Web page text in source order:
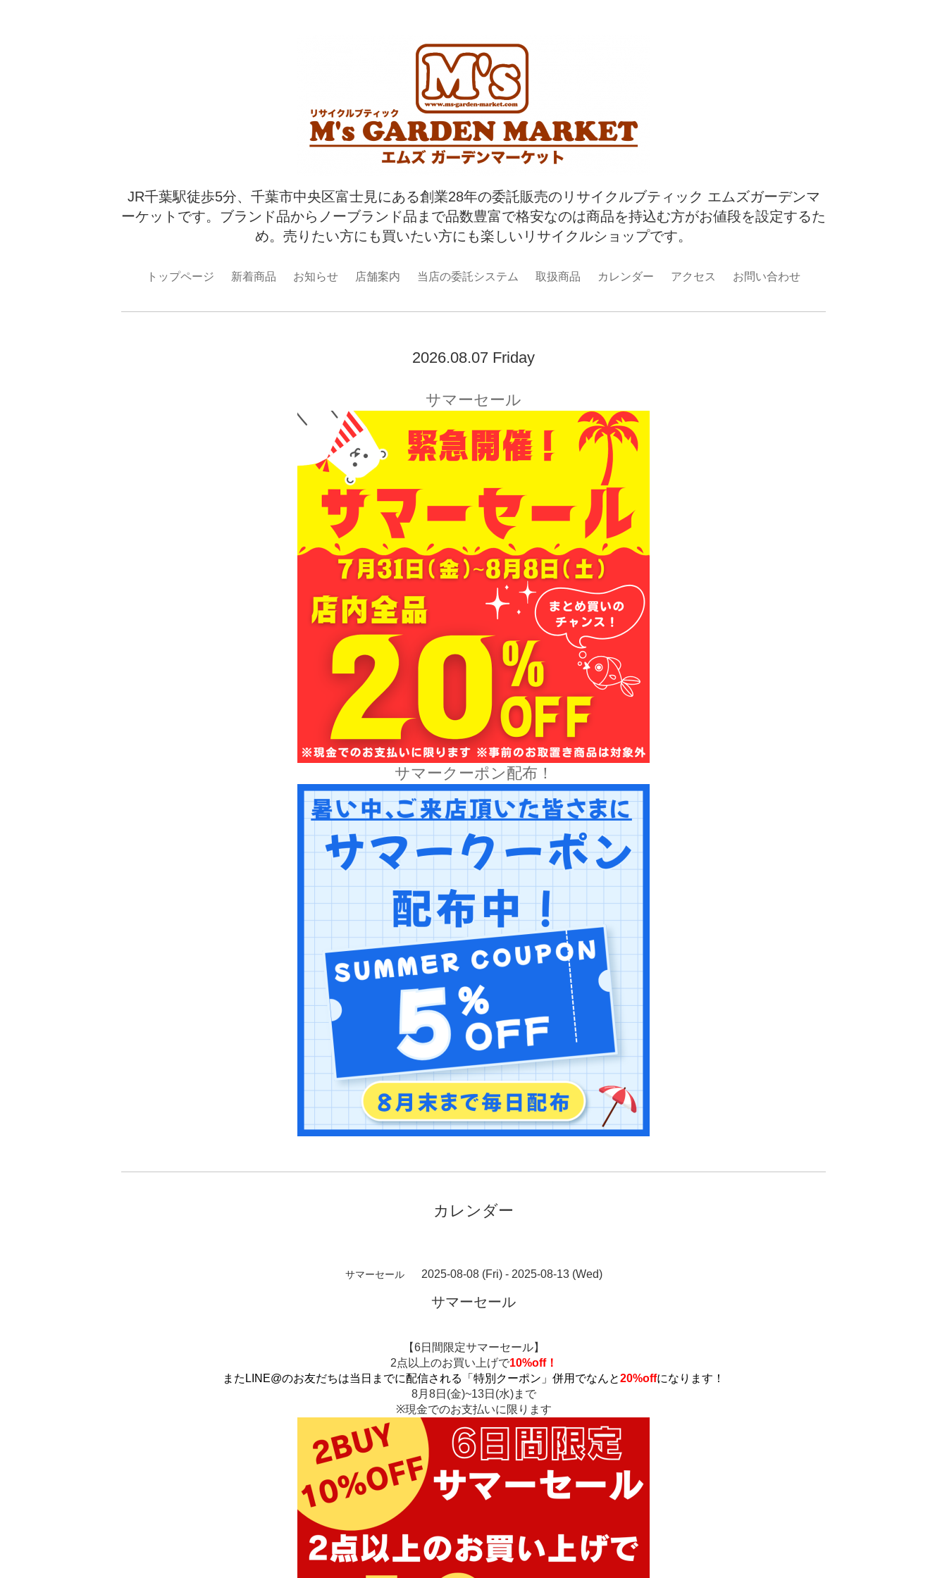
JR千葉駅徒歩5分、千葉市中央区富士見にある創業28年の委託販売のリサイクルブティック エムズガーデンマ
ーケットです。ブランド品からノーブランド品まで品数豊富で格安なのは商品を持込む方がお値段を設定するた
め。売りたい方にも買いたい方にも楽しいリサイクルショップです。
トップページ 新着商品 お知らせ 店舗案内 当店の委託システム 取扱商品 カレンダー アクセス お問い合わせ
2026.08.07 Friday
サマーセール
サマークーポン配布！
カレンダー
サマーセール 2025-08-08 (Fri) - 2025-08-13 (Wed)
サマーセール
【6日間限定サマーセール】
2点以上のお買い上げで10%off！
またLINE@のお友だちは当日までに配信される「特別クーポン」併用でなんと20%offになります！
8月8日(金)~13日(水)まで
※現金でのお支払いに限ります